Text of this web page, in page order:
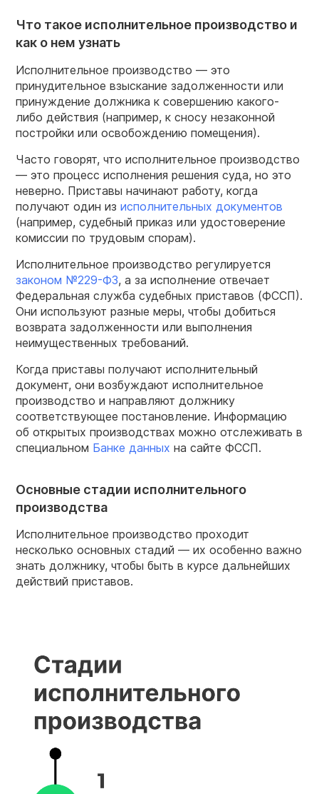
Что такое исполнительное производство и
как о нем узнать
Исполнительное производство — это
принудительное взыскание задолженности или
принуждение должника к совершению какого-
либо действия (например, к сносу незаконной
постройки или освобождению помещения).
Часто говорят, что исполнительное производство
— это процесс исполнения решения суда, но это
неверно. Приставы начинают работу, когда
получают один из исполнительных документов
(например, судебный приказ или удостоверение
комиссии по трудовым спорам).
Исполнительное производство регулируется
законом №229-ФЗ, а за исполнение отвечает
Федеральная служба судебных приставов (ФССП).
Они используют разные меры, чтобы добиться
возврата задолженности или выполнения
неимущественных требований.
Когда приставы получают исполнительный
документ, они возбуждают исполнительное
производство и направляют должнику
соответствующее постановление. Информацию
об открытых производствах можно отслеживать в
специальном Банке данных на сайте ФССП.
Основные стадии исполнительного
производства
Исполнительное производство проходит
несколько основных стадий — их особенно важно
знать должнику, чтобы быть в курсе дальнейших
действий приставов.